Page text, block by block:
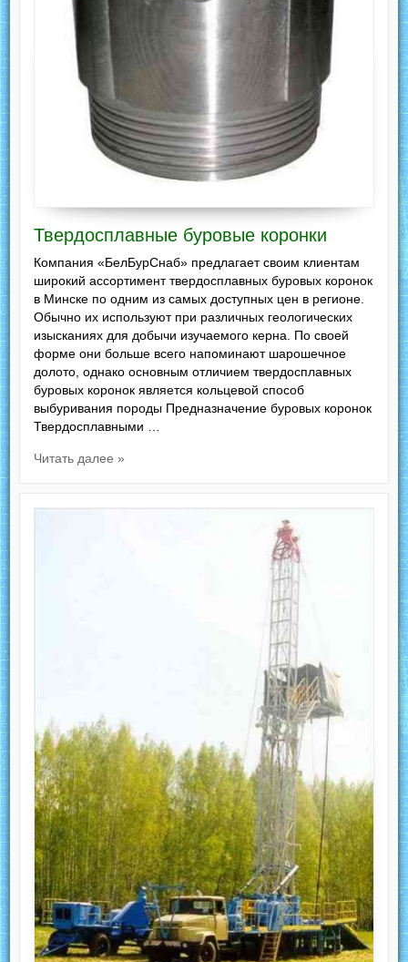
Твердосплавные буровые коронки
Компания «БелБурСнаб» предлагает своим клиентам
широкий ассортимент твердосплавных буровых коронок
в Минске по одним из самых доступных цен в регионе.
Обычно их используют при различных геологических
изысканиях для добычи изучаемого керна. По своей
форме они больше всего напоминают шарошечное
долото, однако основным отличием твердосплавных
буровых коронок является кольцевой способ
выбуривания породы Предназначение буровых коронок
Твердосплавными …
Читать далее »